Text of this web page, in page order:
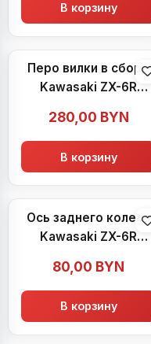
В корзину
Перо вилки в сборе
Kawasaki ZX-6R
280,00 BYN
В корзину
Ось заднего колеса
Kawasaki ZX-6R
80,00 BYN
В корзину